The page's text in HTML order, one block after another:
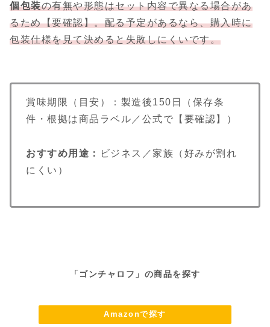
個包装の有無や形態はセット内容で異なる場合があ
るため【要確認】。配る予定があるなら、購入時に
包装仕様を見て決めると失敗しにくいです。
賞味期限（目安）：製造後150日（保存条
件・根拠は商品ラベル／公式で【要確認】）
おすすめ用途：
ビジネス／家族（好みが割れ
にくい）
「ゴンチャロフ」の商品を探す
Amazonで探す